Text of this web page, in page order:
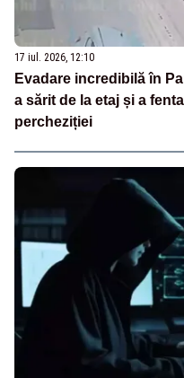
17 iul. 2026, 12:10
Evadare incredibilă în
a sărit de la etaj și a
percheziției